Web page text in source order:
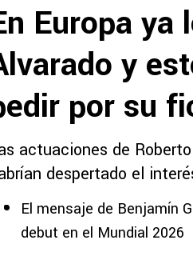
Europa
y
por su
actuaciones de
despertado el
El mensaje de Benjamín
debut en el Mundial 2026